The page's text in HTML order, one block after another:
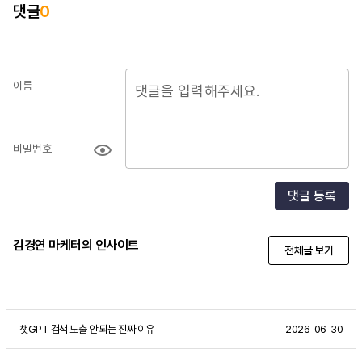
댓글0
이름
비밀번호
댓글 등록
김경연 마케터의 인사이트 전체글 보기
챗GPT 검색 노출 안 되는 진짜 이유 2026-06-30